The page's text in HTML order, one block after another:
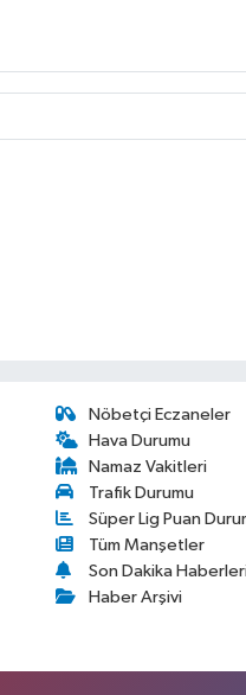
Nöbetçi Eczaneler
Hava Durumu
Namaz Vakitleri
Trafik Durumu
Süper Lig Puan
Tüm Manşetler
Son Dakika
Haber Arşivi